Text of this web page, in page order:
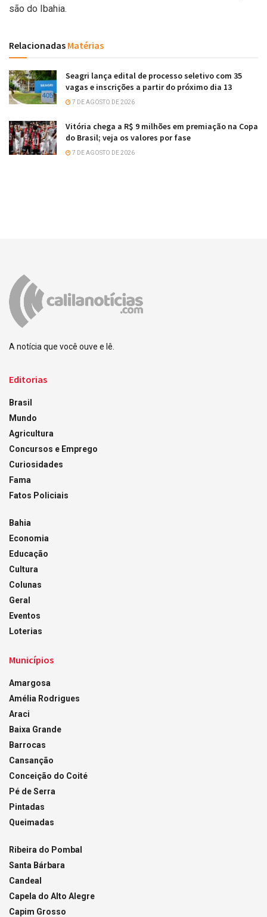
são do Ibahia.
Relacionadas Matérias
Seagri lança edital de processo seletivo com 35
vagas e inscrições a partir do próximo dia 13
7 DE AGOSTO DE 2026
Vitória chega a R$ 9 milhões em premiação na Copa
do Brasil; veja os valores por fase
7 DE AGOSTO DE 2026
A notícia que você ouve e lê.
Editorias
Brasil
Mundo
Agricultura
Concursos e Emprego
Curiosidades
Fama
Fatos Policiais
Bahia
Economia
Educação
Cultura
Colunas
Geral
Eventos
Loterias
Municípios
Amargosa
Amélia Rodrigues
Araci
Baixa Grande
Barrocas
Cansanção
Conceição do Coité
Pé de Serra
Pintadas
Queimadas
Ribeira do Pombal
Santa Bárbara
Candeal
Capela do Alto Alegre
Capim Grosso